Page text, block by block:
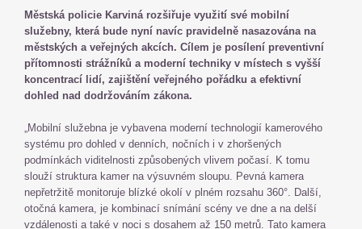
Městská policie Karviná rozšiřuje využití své mobilní
služebny, která bude nyní navíc pravidelně nasazována na
městských a veřejných akcích. Cílem je posílení preventivní
přítomnosti strážníků a moderní techniky v místech s vyšší
koncentrací lidí, zajištění veřejného pořádku a efektivní
dohled nad dodržováním zákona.
„Mobilní služebna je vybavena moderní technologií kamerového
systému pro dohled v denních, nočních i v zhoršených
podmínkách viditelnosti způsobených vlivem počasí. K tomu
slouží struktura kamer na výsuvném sloupu. Pevná kamera
nepřetržitě monitoruje blízké okolí v plném rozsahu 360°. Další,
otočná kamera, je kombinací snímání scény ve dne a na delší
vzdálenosti a také v noci s dosahem až 150 metrů. Tato kamera